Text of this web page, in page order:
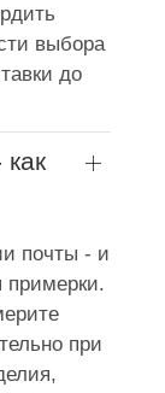
выбора
до
почты - и
примерки.
при